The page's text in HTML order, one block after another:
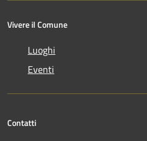
Vivere il Comune
Luoghi
Eventi
Contatti